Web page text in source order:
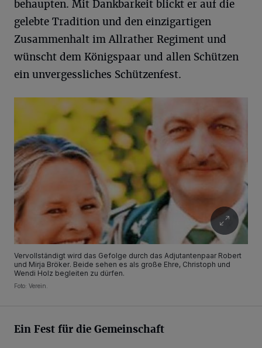
behaupten. Mit Dankbarkeit blickt er auf die
gelebte Tradition und den einzigartigen
Zusammenhalt im Allrather Regiment und
wünscht dem Königspaar und allen Schützen
ein unvergessliches Schützenfest.
Vervollständigt wird das Gefolge durch das Adjutantenpaar Robert
und Mirja Bröker. Beide sehen es als große Ehre, Christoph und
Wendi Holz begleiten zu dürfen.
Foto: Verein.
Ein Fest für die Gemeinschaft